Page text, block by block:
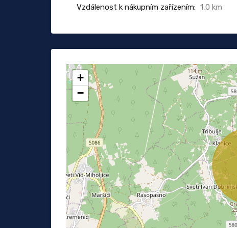
Vzdálenost k nákupním zařízením: 1,0 km
+
−